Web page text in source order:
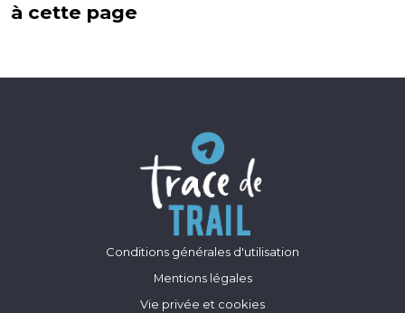
à cette page
Conditions générales d'utilisation
Mentions légales
Vie privée et cookies